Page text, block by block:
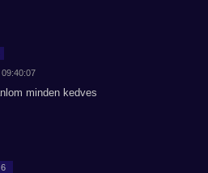
minden kedves
6